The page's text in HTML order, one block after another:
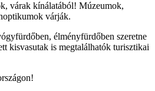
várak kínálatából! Múzeumok,
várják.
élményfürdőben szeretne
kisvasutak is megtalálhatók turisztikai